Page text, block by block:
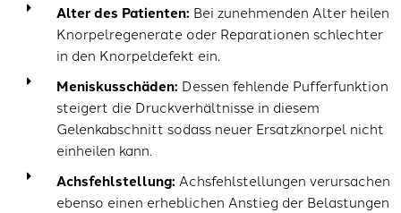
Alter des Patienten: Bei zunehmenden Alter heilen
Knorpelregenerate oder Reparationen schlechter
in den Knorpeldefekt ein.
Meniskusschäden: Dessen fehlende Pufferfunktion
steigert die Druckverhältnisse in diesem
Gelenkabschnitt sodass neuer Ersatzknorpel nicht
einheilen kann.
Achsfehlstellung: Achsfehlstellungen verursachen
ebenso einen erheblichen Anstieg der Belastungen